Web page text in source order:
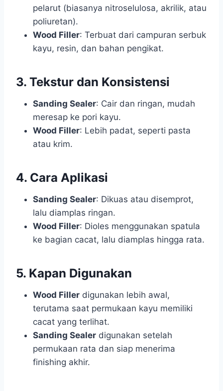
pelarut (biasanya nitroselulosa, akrilik, atau
poliuretan).
Wood Filler: Terbuat dari campuran serbuk
kayu, resin, dan bahan pengikat.
3. Tekstur dan Konsistensi
Sanding Sealer: Cair dan ringan, mudah
meresap ke pori kayu.
Wood Filler: Lebih padat, seperti pasta
atau krim.
4. Cara Aplikasi
Sanding Sealer: Dikuas atau disemprot,
lalu diamplas ringan.
Wood Filler: Dioles menggunakan spatula
ke bagian cacat, lalu diamplas hingga rata.
5. Kapan Digunakan
Wood Filler digunakan lebih awal,
terutama saat permukaan kayu memiliki
cacat yang terlihat.
Sanding Sealer digunakan setelah
permukaan rata dan siap menerima
finishing akhir.